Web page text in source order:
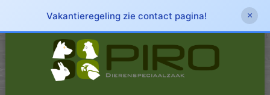
Vakantieregeling zie contact pagina! ×